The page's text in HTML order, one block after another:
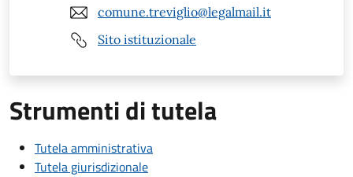
comune.treviglio@legalmail.it
Sito istituzionale
Strumenti di tutela
Tutela amministrativa
Tutela giurisdizionale